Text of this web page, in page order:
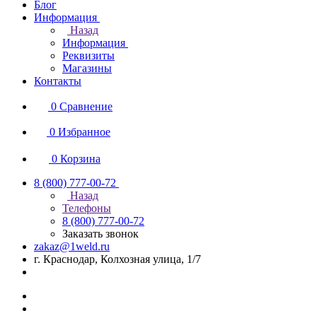
Блог
Информация
Назад
Информация
Реквизиты
Магазины
Контакты
0 Сравнение
0 Избранное
0 Корзина
8 (800) 777-00-72
Назад
Телефоны
8 (800) 777-00-72
Заказать звонок
zakaz@1weld.ru
г. Краснодар, Колхозная улица, 1/7